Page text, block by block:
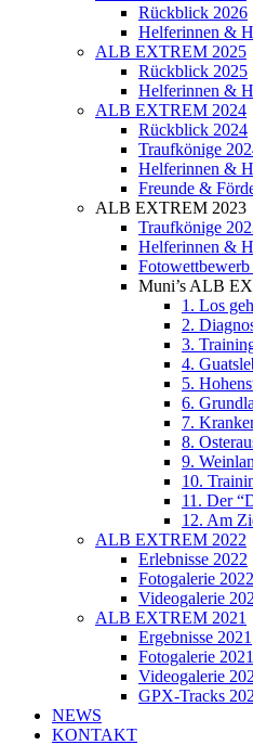
Rückblick 2026
Helferinnen &
ALB EXTREM 2025
Rückblick 2025
Helferinnen &
ALB EXTREM 2024
Rückblick 2024
Traufkönige
Helferinnen &
Freunde &
ALB EXTREM 2023
Traufkönige
Helferinnen &
Muni’s ALB
1. Los
2.
3.
4.
5.
6.
7.
8.
9.
10.
11. Der
12. Am
ALB EXTREM 2022
Erlebnisse 2022
Fotogalerie 2022
Videogalerie
ALB EXTREM 2021
Ergebnisse 2021
Fotogalerie 2021
Videogalerie
GPX-Tracks
NEWS
KONTAKT